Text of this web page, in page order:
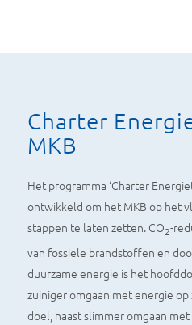
Charter
MKB
Het programma ‘Charter
ontwikkeld om het MKB op het
stappen te laten zetten. CO2-
van fossiele brandstoffen en
duurzame energie is het
zuiniger omgaan met energie
doel, naast slimmer omgaan